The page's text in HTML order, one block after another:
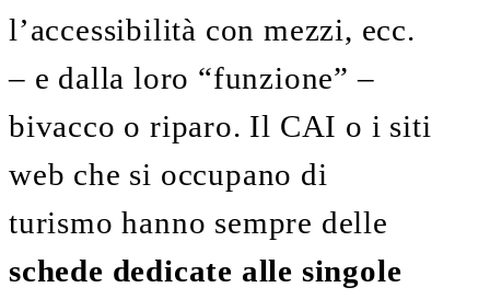
l’accessibilità con mezzi, ecc.
– e dalla loro “funzione” –
bivacco o riparo. Il CAI o i siti
web che si occupano di
turismo hanno sempre delle
schede dedicate alle singole